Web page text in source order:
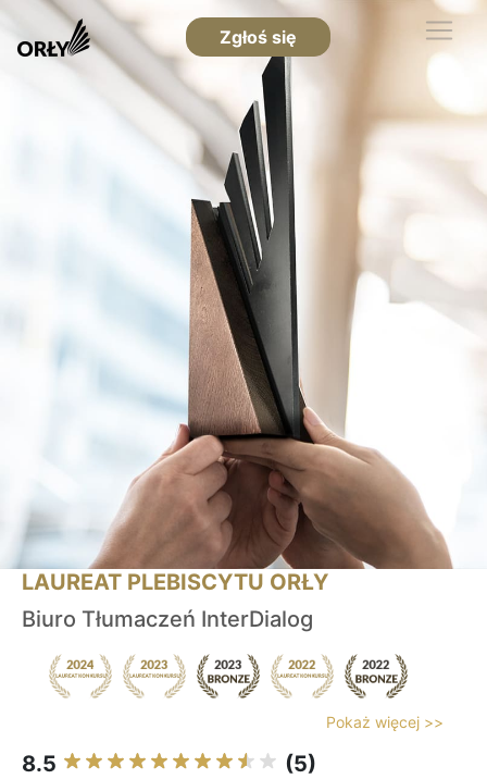
Zgłoś się
LAUREAT PLEBISCYTU ORŁY
Biuro Tłumaczeń InterDialog
Pokaż więcej >>
8.5 (5)